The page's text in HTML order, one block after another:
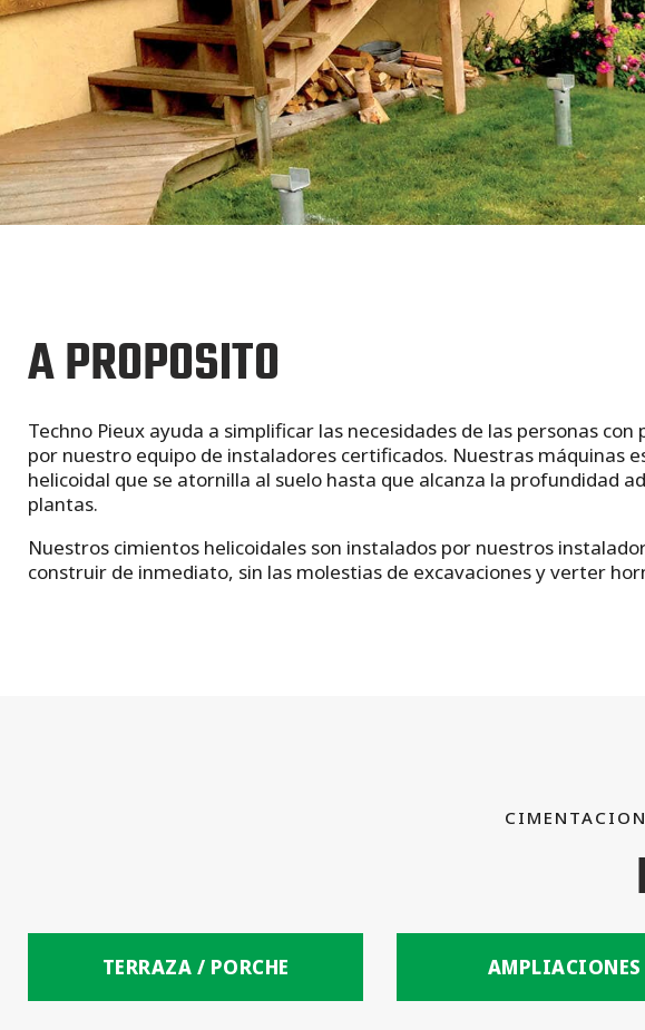
A PROPOSITO
Techno Pieux ayuda a simplificar las necesidades de las personas
por nuestro equipo de instaladores certificados. Nuestras máquinas
helicoidal que se atornilla al suelo hasta que alcanza la profundidad
plantas.
Nuestros cimientos helicoidales son instalados por nuestros
construir de inmediato, sin las molestias de excavaciones y verter
TERRAZA / PORCHE AMPLIACIONES